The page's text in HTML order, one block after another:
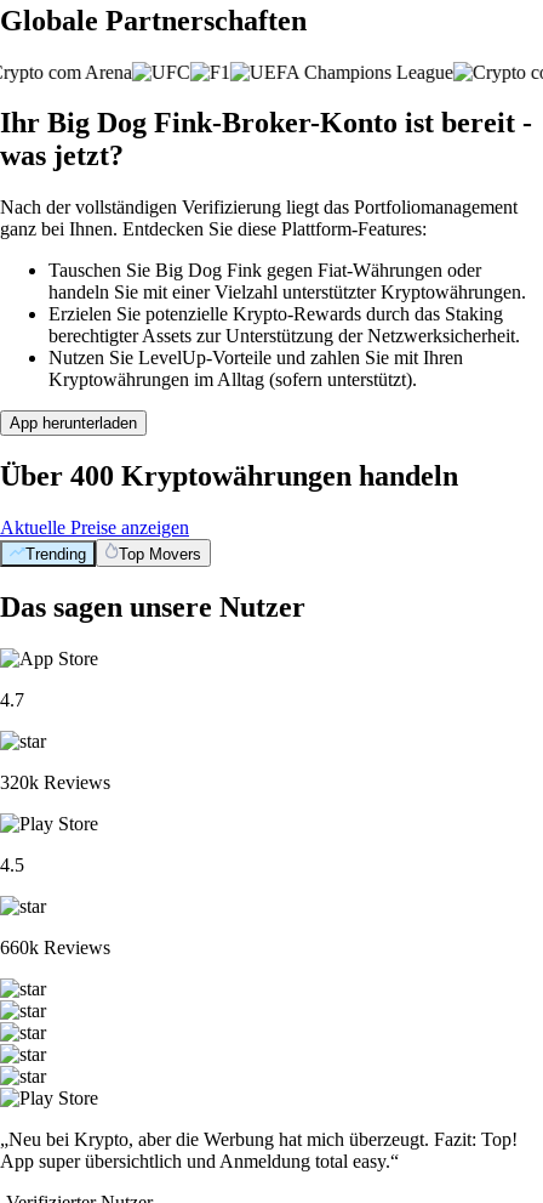
Globale Partnerschaften
Ihr Big Dog Fink-Broker-Konto ist bereit -
was jetzt?
Nach der vollständigen Verifizierung liegt das Portfoliomanagement
ganz bei Ihnen. Entdecken Sie diese Plattform-Features:
Tauschen Sie Big Dog Fink gegen Fiat-Währungen oder
handeln Sie mit einer Vielzahl unterstützter Kryptowährungen.
Erzielen Sie potenzielle Krypto-Rewards durch das Staking
berechtigter Assets zur Unterstützung der Netzwerksicherheit.
Nutzen Sie LevelUp-Vorteile und zahlen Sie mit Ihren
Kryptowährungen im Alltag (sofern unterstützt).
App herunterladen
Über 400 Kryptowährungen handeln
Aktuelle Preise anzeigen
Trending Top Movers
Das sagen unsere Nutzer
4.7
320k Reviews
4.5
660k Reviews
„Neu bei Krypto, aber die Werbung hat mich überzeugt. Fazit: Top!
App super übersichtlich und Anmeldung total easy.“